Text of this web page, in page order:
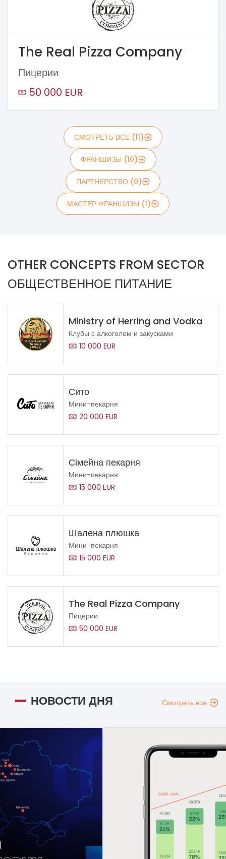
The Real Pizza Company
Пицерии
50 000 EUR
СМОТРЕТЬ ВСЕ (11)
ФРАНШИЗЫ (10)
ПАРТНЕРСТВО (0)
МАСТЕР ФРАНШИЗЫ (1)
OTHER CONCEPTS FROM SECTOR
ОБЩЕСТВЕННОЕ ПИТАНИЕ
Ministry of Herring and Vodka
Клубы с алкоголем и закусками
10 000 EUR
Сито
Мини-пекарня
20 000 EUR
Сімейна пекарня
Мини-пекарня
15 000 EUR
Шалена плюшка
Мини-пекарня
15 000 EUR
The Real Pizza Company
Пицерии
50 000 EUR
НОВОСТИ ДНЯ Смотреть все